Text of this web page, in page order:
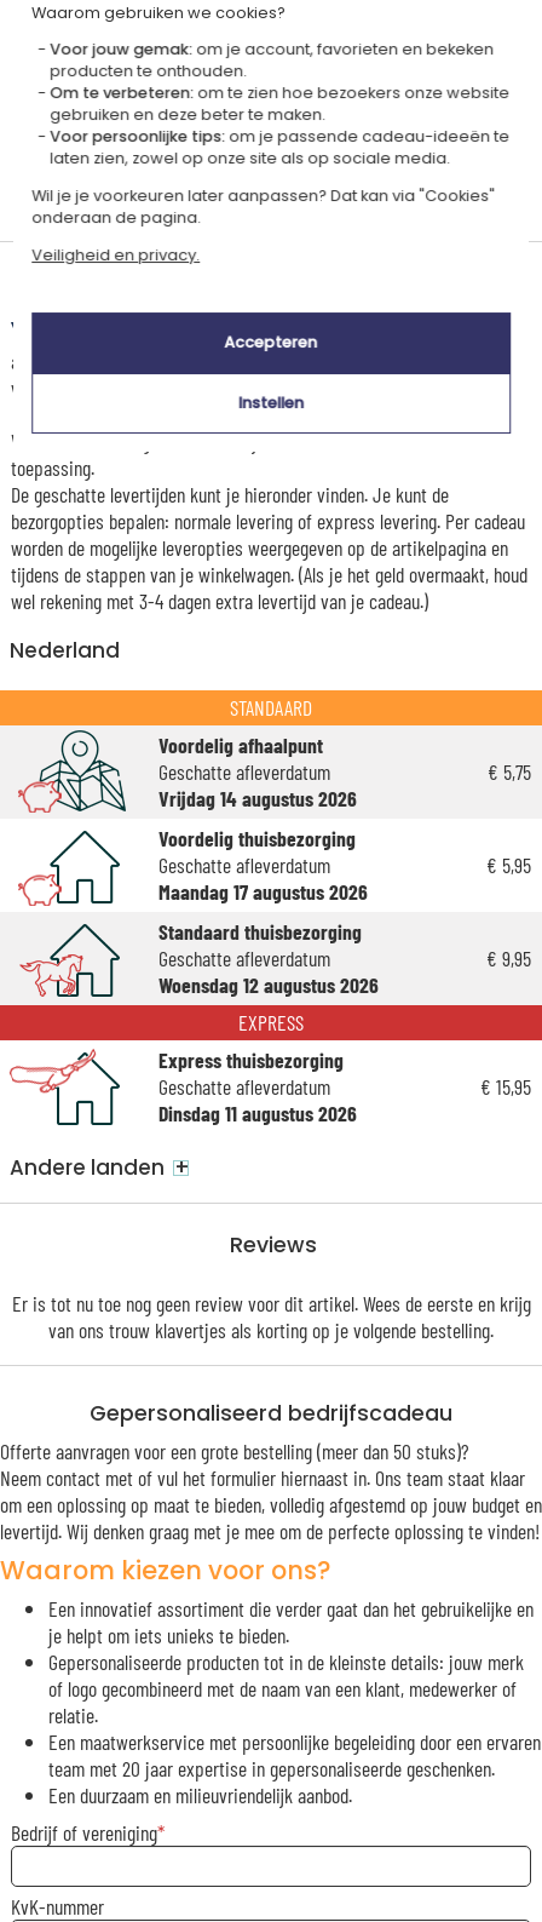
Dit cadeau is
Gepersonaliseerd
Gemaakt in
Reviews
Er is tot nu toe nog geen review voor dit artikel. Wees de eerste en krijg
van ons trouw klavertjes als korting op je volgende bestelling.
Dit artikel wordt gepersonaliseerd in ons Amikado
atelier. Het komt in aanmerking voor de aanbieding «Gratis verzending
vanaf 85 € aankoop» -
Voor elke bestelling onder 85 €, zijn de onderstaande verzendkosten van
toepassing.
De geschatte levertijden kunt je hieronder vinden. Je kunt de
bezorgopties bepalen: normale levering of express levering. Per cadeau
worden de mogelijke leveropties weergegeven op de artikelpagina en
tijdens de stappen van je winkelwagen. (Als je het geld overmaakt, houd
wel rekening met 3-4 dagen extra levertijd van je cadeau.)
Nederland
STANDAARD
Voordelig afhaalpunt
Geschatte afleverdatum
Vrijdag 14 augustus 2026
€ 5,75
Voordelig thuisbezorging
Geschatte afleverdatum
Maandag 17 augustus 2026
€ 5,95
Standaard thuisbezorging
Geschatte afleverdatum
Woensdag 12 augustus 2026
€ 9,95
EXPRESS
Express thuisbezorging
Geschatte afleverdatum
Dinsdag 11 augustus 2026
€ 15,95
Andere landen +
Gepersonaliseerd bedrijfscadeau
Offerte aanvragen voor een grote bestelling (meer dan 50 stuks)?
Neem contact met of vul het formulier hiernaast in. Ons team staat klaar
om een oplossing op maat te bieden, volledig afgestemd op jouw budget en
levertijd. Wij denken graag met je mee om de perfecte oplossing te vinden!
Waarom kiezen voor ons?
Een innovatief assortiment die verder gaat dan het gebruikelijke en
je helpt om iets unieks te bieden.
Gepersonaliseerde producten tot in de kleinste details: jouw merk
of logo gecombineerd met de naam van een klant, medewerker of
relatie.
Een maatwerkservice met persoonlijke begeleiding door een ervaren
team met 20 jaar expertise in gepersonaliseerde geschenken.
Een duurzaam en milieuvriendelijk aanbod.
Bedrijf of vereniging
KvK-nummer
Waarom gebruiken we cookies?
Voor jouw gemak:om je account, favorieten en bekeken
producten te onthouden.
Om te verbeteren:om te zien hoe bezoekers onze website
gebruiken en deze beter te maken.
Voor persoonlijke tips:om je passende cadeau-ideeën te
laten zien, zowel op onze site als op sociale media.
Wil je je voorkeuren later aanpassen? Dat kan via "Cookies"
onderaan de pagina.
Veiligheid en privacy.
Accepteren
Instellen